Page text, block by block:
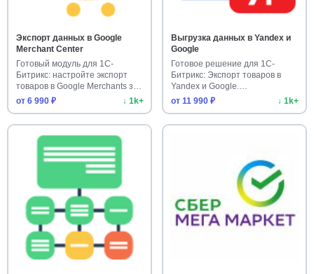
Экспорт данных в Google
Merchant Center
Готовый модуль для 1С-
Битрикс: настройте экспорт
товаров в Google Merchants за
м…
от 6 990 ₽ ↓ 1k+
Выгрузка данных в Yandex и
Google
Готовое решение для 1С-
Битрикс: Экспорт товаров в
Yandex и Google.
Автоматизируй…
от 11 990 ₽ ↓ 1k+